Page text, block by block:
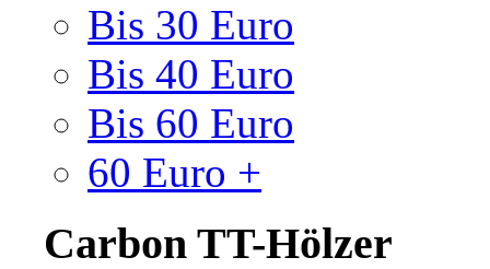
Bis 30 Euro
Bis 40 Euro
Bis 60 Euro
60 Euro +
Carbon TT-Hölzer